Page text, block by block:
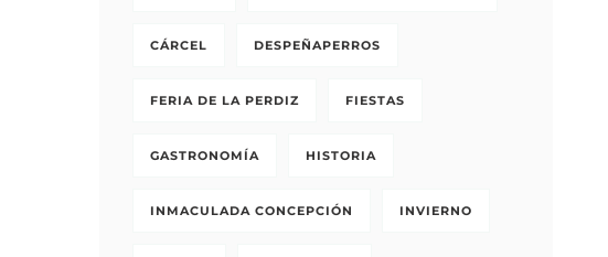
CÁRCEL DESPEÑAPERROS
FERIA DE LA PERDIZ FIESTAS
GASTRONOMÍA HISTORIA
INMACULADA CONCEPCIÓN INVIERNO